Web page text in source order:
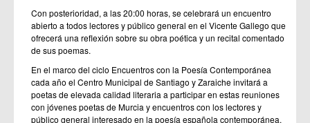
Con posterioridad, a las 20:00 horas, se celebrará un encuentro
abierto a todos lectores y público general en el Vicente Gallego que
ofrecerá una reflexión sobre su obra poética y un recital comentado
de sus poemas.
En el marco del ciclo Encuentros con la Poesía Contemporánea
cada año el Centro Municipal de Santiago y Zaraiche invitará a
poetas de elevada calidad literaria a participar en estas reuniones
con jóvenes poetas de Murcia y encuentros con los lectores y
público general interesado en la poesía española contemporánea.